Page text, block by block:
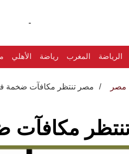
-
الرياضة المغرب رياضة الأهلي
مصر مصر تنتظر مكافآت ضخمة في
مكافآت